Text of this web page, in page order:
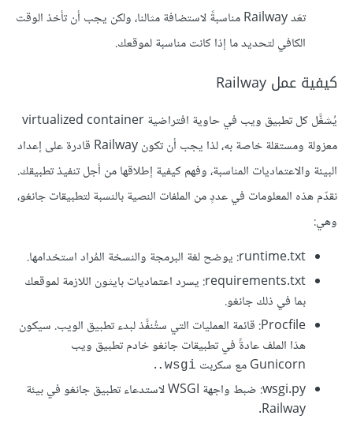
تعَد Railway مناسبةً لاستضافة مثالنا، ولكن يجب أن تأخذ الوقت
الكافي لتحديد ما إذا كانت مناسبة لموقعك.
كيفية عمل Railway
يُشغَّل كل تطبيق ويب في حاوية افتراضية virtualized container
معزولة ومستقلة خاصة به، لذا يجب أن تكون Railway قادرة على إعداد
البيئة والاعتماديات المناسبة، وفهم كيفية إطلاقها من أجل تنفيذ تطبيقك.
نقدّم هذه المعلومات في عددٍ من الملفات النصية بالنسبة لتطبيقات جانغو،
وهي:
runtime.txt: يوضح لغة البرمجة والنسخة المُراد استخدامها.
requirements.txt: يسرد اعتماديات بايثون اللازمة لموقعك
بما في ذلك جانغو.
Procfile: قائمة العمليات التي ستُنفَّذ لبدء تطبيق الويب. سيكون
هذا الملف عادةً في تطبيقات جانغو خادم تطبيق ويب
Gunicorn مع سكربت
‎.wsgi
.
wsgi.py: ضبط واجهة WSGI لاستدعاء تطبيق جانغو في بيئة
Railway.